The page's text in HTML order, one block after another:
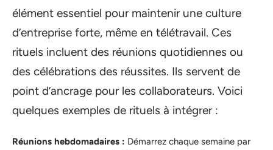
élément essentiel pour maintenir une culture
d’entreprise forte, même en télétravail. Ces
rituels incluent des réunions quotidiennes ou
des célébrations des réussites. Ils servent de
point d’ancrage pour les collaborateurs. Voici
quelques exemples de rituels à intégrer :
Réunions hebdomadaires : Démarrez chaque semaine par